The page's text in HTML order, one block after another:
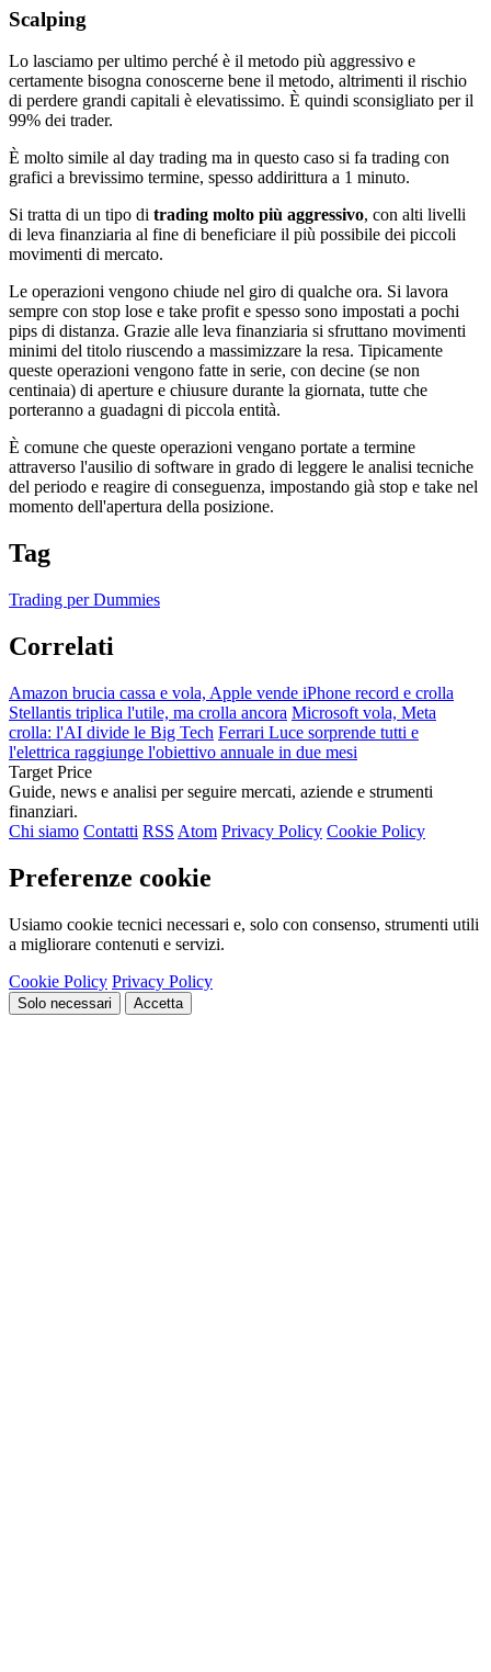
Scalping
Lo lasciamo per ultimo perché è il metodo più aggressivo e
certamente bisogna conoscerne bene il metodo, altrimenti il rischio
di perdere grandi capitali è elevatissimo. È quindi sconsigliato per il
99% dei trader.
È molto simile al day trading ma in questo caso si fa trading con
grafici a brevissimo termine, spesso addirittura a 1 minuto.
Si tratta di un tipo di trading molto più aggressivo, con alti livelli
di leva finanziaria al fine di beneficiare il più possibile dei piccoli
movimenti di mercato.
Le operazioni vengono chiude nel giro di qualche ora. Si lavora
sempre con stop lose e take profit e spesso sono impostati a pochi
pips di distanza. Grazie alle leva finanziaria si sfruttano movimenti
minimi del titolo riuscendo a massimizzare la resa. Tipicamente
queste operazioni vengono fatte in serie, con decine (se non
centinaia) di aperture e chiusure durante la giornata, tutte che
porteranno a guadagni di piccola entità.
È comune che queste operazioni vengano portate a termine
attraverso l'ausilio di software in grado di leggere le analisi tecniche
del periodo e reagire di conseguenza, impostando già stop e take nel
momento dell'apertura della posizione.
Tag
Trading per Dummies
Correlati
Amazon brucia cassa e vola, Apple vende iPhone record e crolla
Stellantis triplica l'utile, ma crolla ancora Microsoft vola, Meta
crolla: l'AI divide le Big Tech Ferrari Luce sorprende tutti e
l'elettrica raggiunge l'obiettivo annuale in due mesi
Target Price
Guide, news e analisi per seguire mercati, aziende e strumenti
finanziari.
Chi siamo Contatti RSS Atom Privacy Policy Cookie Policy
Preferenze cookie
Usiamo cookie tecnici necessari e, solo con consenso, strumenti utili
a migliorare contenuti e servizi.
Cookie Policy Privacy Policy
Solo necessari Accetta